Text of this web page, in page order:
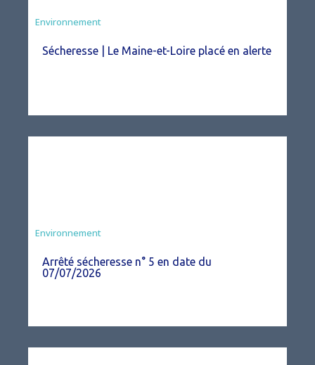
Environnement
Sécheresse | Le Maine-et-Loire placé en alerte
Agriculture
Environnement
Arrêté sécheresse n° 5 en date du
07/07/2026